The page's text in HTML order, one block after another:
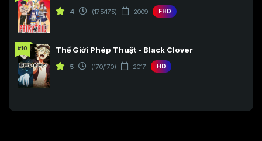
4 (175/175) 2009 FHD
#10 Thế Giới Phép Thuật - Black Clover
5 (170/170) 2017 HD